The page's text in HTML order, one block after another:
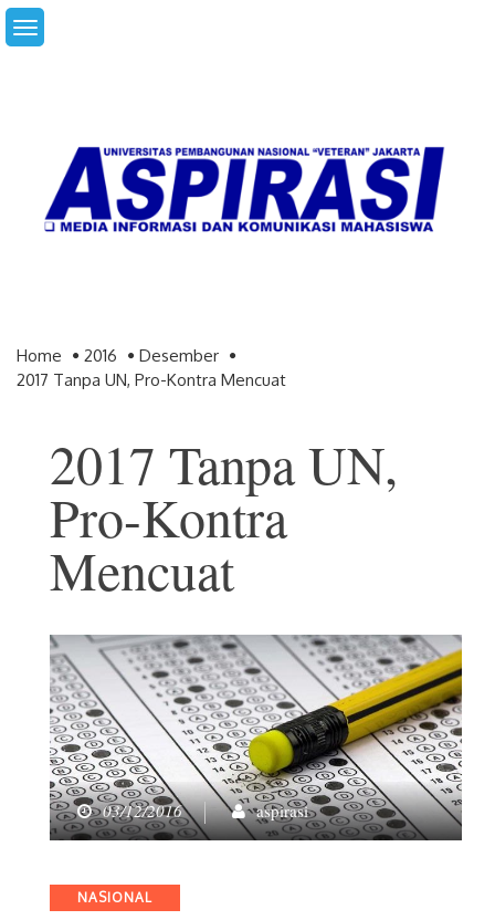
Skip
to
Home 2016
Desember
2017 Tanpa UN, Pro-Kontra Mencuat
2017 Tanpa UN,
Pro-Kontra
Mencuat
03/12/2016 aspirasi
Categories
NASIONAL